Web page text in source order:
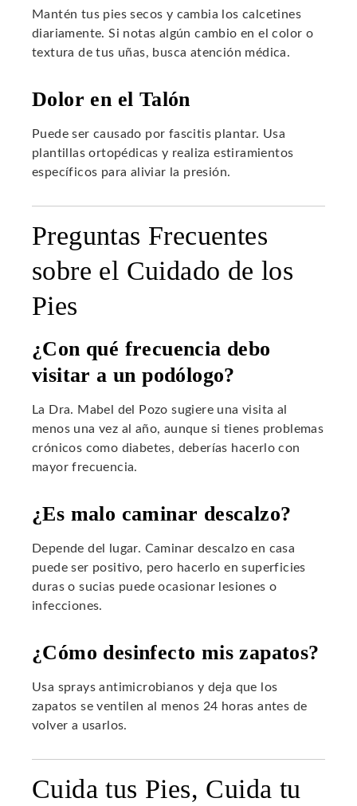
Mantén tus pies secos y cambia los calcetines
diariamente. Si notas algún cambio en el color o
textura de tus uñas, busca atención médica.
Dolor en el Talón
Puede ser causado por fascitis plantar. Usa
plantillas ortopédicas y realiza estiramientos
específicos para aliviar la presión.
Preguntas Frecuentes
sobre el Cuidado de los
Pies
¿Con qué frecuencia debo
visitar a un podólogo?
La Dra. Mabel del Pozo sugiere una visita al
menos una vez al año, aunque si tienes problemas
crónicos como diabetes, deberías hacerlo con
mayor frecuencia.
¿Es malo caminar descalzo?
Depende del lugar. Caminar descalzo en casa
puede ser positivo, pero hacerlo en superficies
duras o sucias puede ocasionar lesiones o
infecciones.
¿Cómo desinfecto mis zapatos?
Usa sprays antimicrobianos y deja que los
zapatos se ventilen al menos 24 horas antes de
volver a usarlos.
Cuida tus Pies, Cuida tu